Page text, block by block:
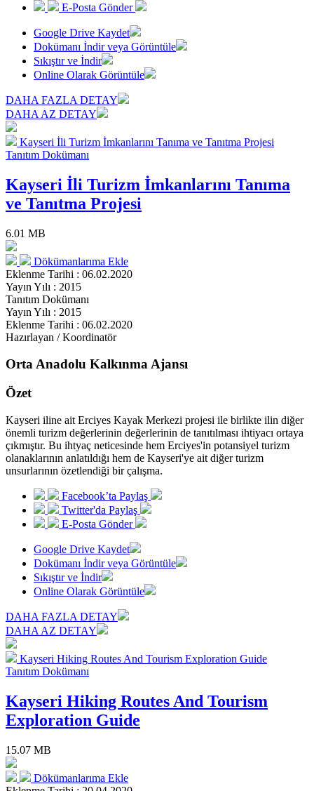
E-Posta Gönder
Google Drive Kaydet
Dokümanı İndir veya Görüntüle
Sıkıştır ve İndir
Online Olarak Görüntüle
DAHA FAZLA DETAY
DAHA AZ DETAY
Kayseri İli Turizm İmkanlarını Tanıma ve Tanıtma Projesi
Tanıtım Dokümanı
Kayseri İli Turizm İmkanlarını Tanıma
ve Tanıtma Projesi
6.01 MB
Dökümanlarıma Ekle
Eklenme Tarihi : 06.02.2020
Yayın Yılı : 2015
Tanıtım Dokümanı
Yayın Yılı : 2015
Eklenme Tarihi : 06.02.2020
Hazırlayan / Koordinatör
Orta Anadolu Kalkınma Ajansı
Özet
Kayseri iline ait Erciyes Kayak Merkezi projesi ile birlikte ilin diğer
önemli turizm değerlerinin değerlerinin de tanıtılması ihtiyacı ortaya
çıkmıştır. Bu ihtyaç neticesinde hem Erciyes'in potansiyel turizm
olanaklarının anlatıldığı hem de Kayseri'ye ait diğer turizm
unsurlarının özetlendiği bir çalışma.
Facebook’ta Paylaş
Twitter'da Paylaş
E-Posta Gönder
Google Drive Kaydet
Dokümanı İndir veya Görüntüle
Sıkıştır ve İndir
Online Olarak Görüntüle
DAHA FAZLA DETAY
DAHA AZ DETAY
Kayseri Hiking Routes And Tourism Exploration Guide
Tanıtım Dokümanı
Kayseri Hiking Routes And Tourism
Exploration Guide
15.07 MB
Dökümanlarıma Ekle